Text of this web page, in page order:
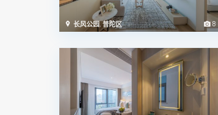
8
长风公园,普陀区